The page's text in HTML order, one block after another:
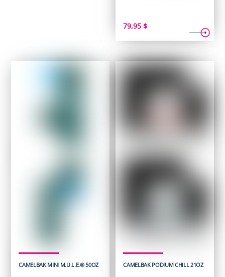
79,95$
CAMELBAK MINI M.U.L.E.® 50OZ CAMELBAK PODIUM CHILL 21OZ